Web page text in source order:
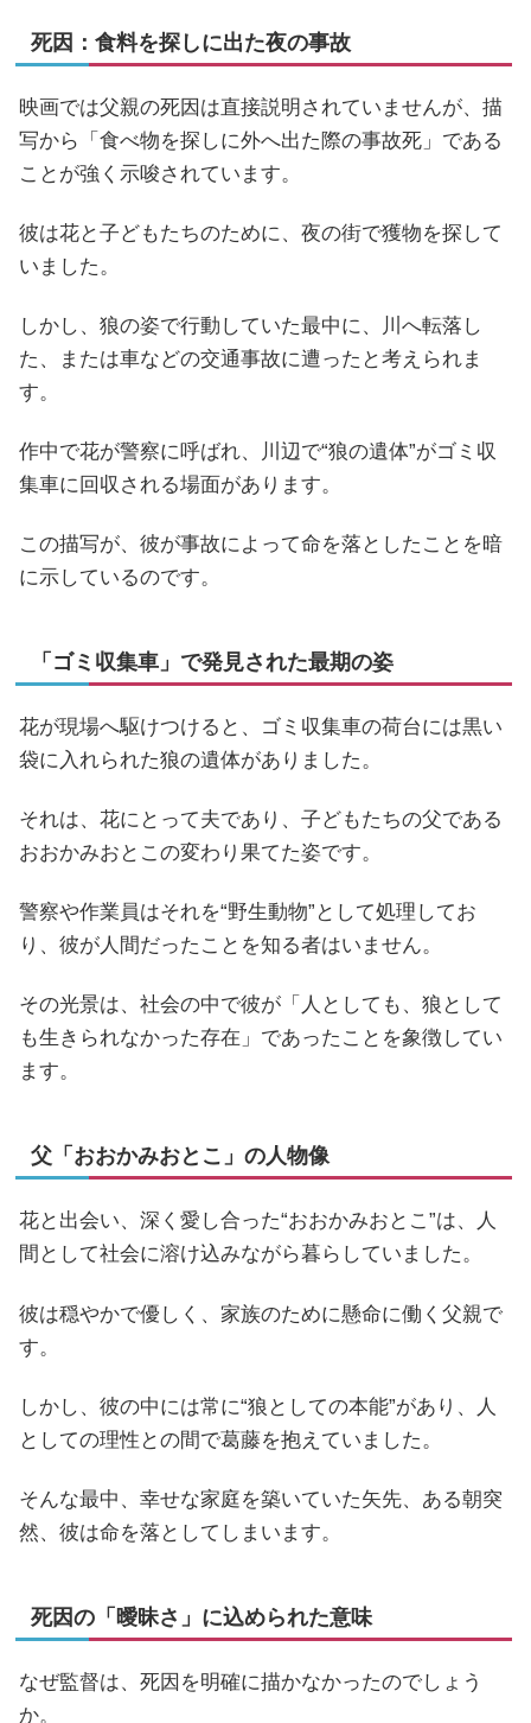
死因：食料を探しに出た夜の事故
映画では父親の死因は直接説明されていませんが、描
写から「食べ物を探しに外へ出た際の事故死」である
ことが強く示唆されています。
彼は花と子どもたちのために、夜の街で獲物を探して
いました。
しかし、狼の姿で行動していた最中に、川へ転落し
た、または車などの交通事故に遭ったと考えられま
す。
作中で花が警察に呼ばれ、川辺で“狼の遺体”がゴミ収
集車に回収される場面があります。
この描写が、彼が事故によって命を落としたことを暗
に示しているのです。
「ゴミ収集車」で発見された最期の姿
花が現場へ駆けつけると、ゴミ収集車の荷台には黒い
袋に入れられた狼の遺体がありました。
それは、花にとって夫であり、子どもたちの父である
おおかみおとこの変わり果てた姿です。
警察や作業員はそれを“野生動物”として処理してお
り、彼が人間だったことを知る者はいません。
その光景は、社会の中で彼が「人としても、狼として
も生きられなかった存在」であったことを象徴してい
ます。
父「おおかみおとこ」の人物像
花と出会い、深く愛し合った“おおかみおとこ”は、人
間として社会に溶け込みながら暮らしていました。
彼は穏やかで優しく、家族のために懸命に働く父親で
す。
しかし、彼の中には常に“狼としての本能”があり、人
としての理性との間で葛藤を抱えていました。
そんな最中、幸せな家庭を築いていた矢先、ある朝突
然、彼は命を落としてしまいます。
死因の「曖昧さ」に込められた意味
なぜ監督は、死因を明確に描かなかったのでしょう
か。